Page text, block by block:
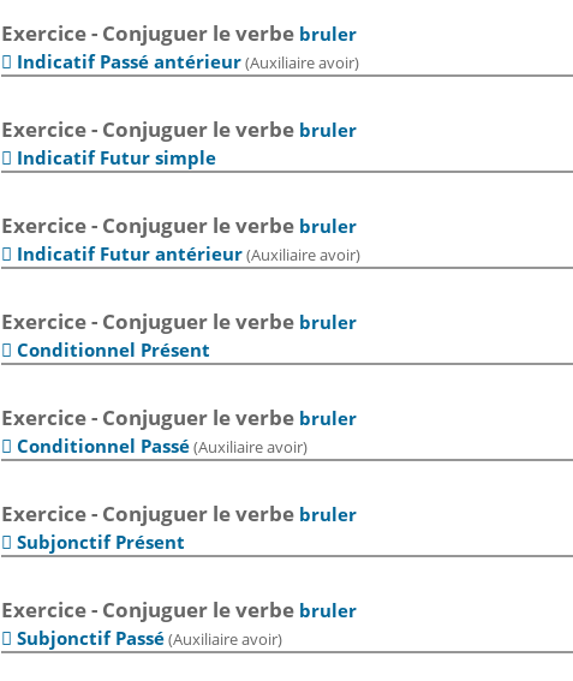
Exercice - Conjuguer le verbe bruler
 Indicatif Passé antérieur(Auxiliaire avoir)
Exercice - Conjuguer le verbe bruler
 Indicatif Futur simple
Exercice - Conjuguer le verbe bruler
 Indicatif Futur antérieur(Auxiliaire avoir)
Exercice - Conjuguer le verbe bruler
Conditionnel Présent
Exercice - Conjuguer le verbe bruler
Conditionnel Passé(Auxiliaire avoir)
Exercice - Conjuguer le verbe bruler
Subjonctif Présent
Exercice - Conjuguer le verbe bruler
Subjonctif Passé(Auxiliaire avoir)